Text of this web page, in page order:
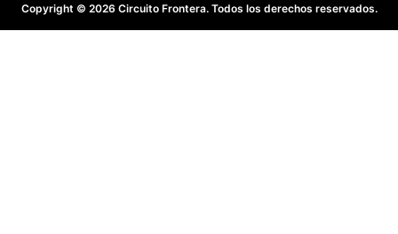
Copyright © 2026 Circuito Frontera. Todos los derechos reservados.